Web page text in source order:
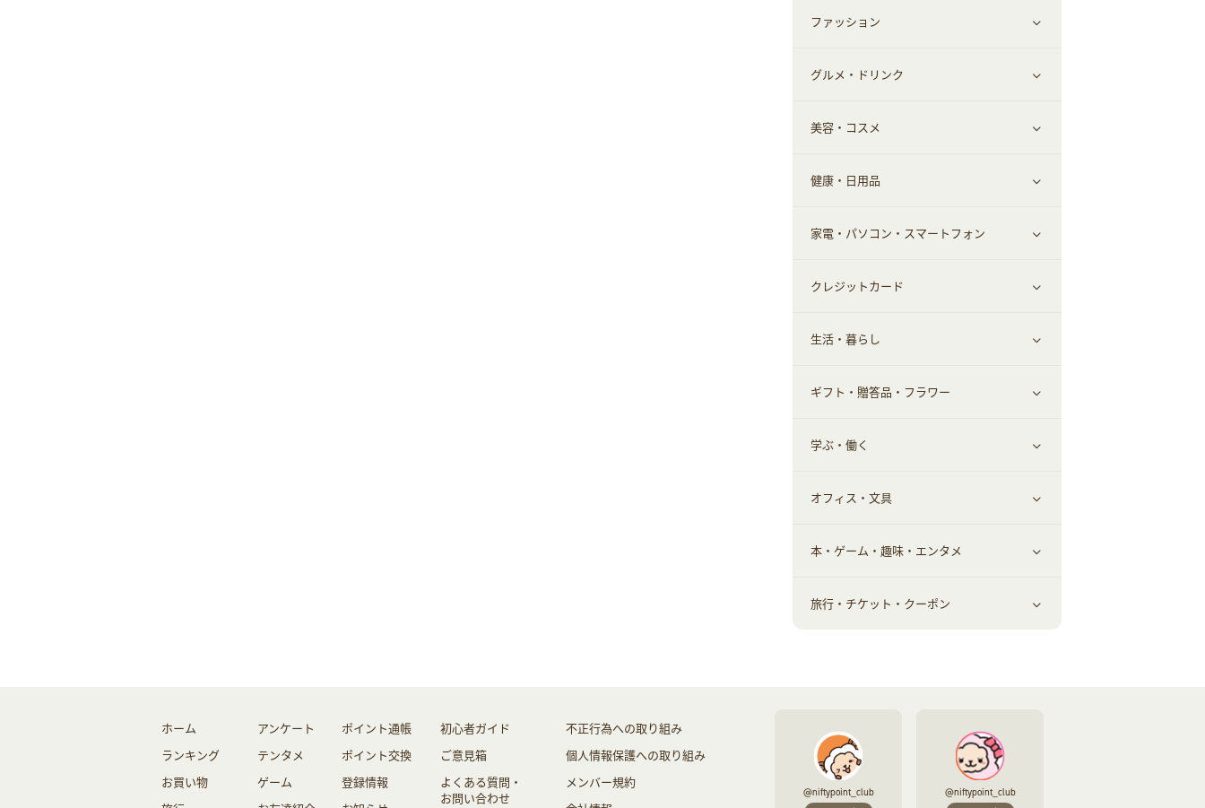
すべて見る
総合通販
デパート・スーパー
ファッション
すべて見る
ファッション
インナー・下着
靴・フットウェア
小物・かばん
スーツ・フォーマル
グルメ・ドリンク
すべて見る
グルメ
ドリンク
お酒
食材宅配
美容・コスメ
すべて見る
スキンケア
メイクアップ
ヘアケア
メンズ美容
美容・ダイエット用品
脱毛用品
美容食品
健康・日用品
すべて見る
健康食品｜青汁・飲料
健康食品｜乳酸菌・ケフィア
健康食品｜その他
スポーツ・フィットネス
日用品・薬局・からだ
家電・パソコン・スマートフォン
すべて見る
家電・パソコン・ソフトウェア
スマホ・携帯電話・SIM
クレジットカード
すべて見る
クレジットカード
生活・暮らし
すべて見る
車情報・カーシェア・レンタル
お役立ち
生活雑貨・家具インテリア
赤ちゃん・こども・マタニティ
ギフト・贈答品・フラワー
すべて見る
ギフト・贈答品
フラワー
学ぶ・働く
すべて見る
習い事・学習・学校
オフィス・文具
すべて見る
オフィス・文具
本・ゲーム・趣味・エンタメ
すべて見る
本
旅行・チケット・クーポン
チケット・クーポン・チラシ
ホーム
ランキング
お買い物
アンケート
テンタメ
ゲーム
ポイント通帳
ポイント交換
登録情報
初心者ガイド
ご意見箱
よくある質問・
お問い合わせ
不正行為への取り組み
個人情報保護への取り組み
メンバー規約
@niftypoint_club @niftypoint_club